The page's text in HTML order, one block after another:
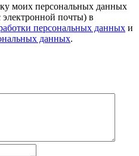
моих персональных данных
почты) в
персональных данных и
данных.